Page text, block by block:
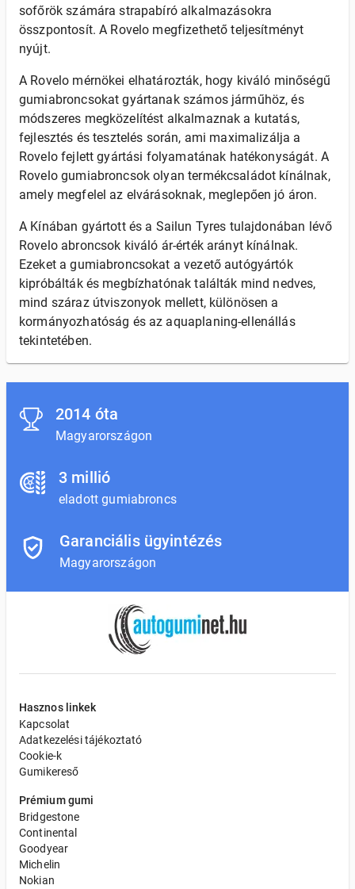
sofőrök számára strapabíró alkalmazásokra
összpontosít. A Rovelo megfizethető teljesítményt
nyújt.
A Rovelo mérnökei elhatározták, hogy kiváló minőségű
gumiabroncsokat gyártanak számos járműhöz, és
módszeres megközelítést alkalmaznak a kutatás,
fejlesztés és tesztelés során, ami maximalizálja a
Rovelo fejlett gyártási folyamatának hatékonyságát. A
Rovelo gumiabroncsok olyan termékcsaládot kínálnak,
amely megfelel az elvárásoknak, meglepően jó áron.
A Kínában gyártott és a Sailun Tyres tulajdonában lévő
Rovelo abroncsok kiváló ár-érték arányt kínálnak.
Ezeket a gumiabroncsokat a vezető autógyártók
kipróbálták és megbízhatónak találták mind nedves,
mind száraz útviszonyok mellett, különösen a
kormányozhatóság és az aquaplaning-ellenállás
tekintetében.
2014 óta
Magyarországon
3 millió
eladott gumiabroncs
Garanciális ügyintézés
Magyarországon
Hasznos linkek
Kapcsolat
Adatkezelési tájékoztató
Cookie-k
Gumikereső
Prémium gumi
Bridgestone
Continental
Goodyear
Michelin
Nokian